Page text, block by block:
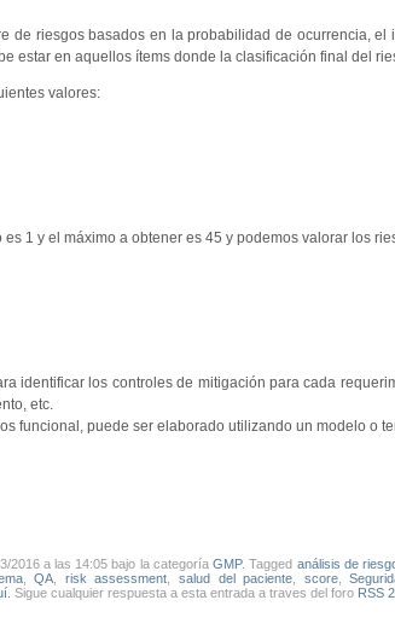
de riesgos basados en la probabilidad de ocurrencia,
estar en aquellos ítems donde la clasificación final del
valores:
1 y el máximo a obtener es 45 y podemos valorar los
identificar los controles de mitigación para cada
etc.
funcional, puede ser elaborado utilizando un modelo o
2016 a las 14:05 bajo la categoríaGMP. Tagged análisis de
,QA risk assessment salud del paciente score,
Sigue cualquier respuesta a esta entrada a traves del foro RSS